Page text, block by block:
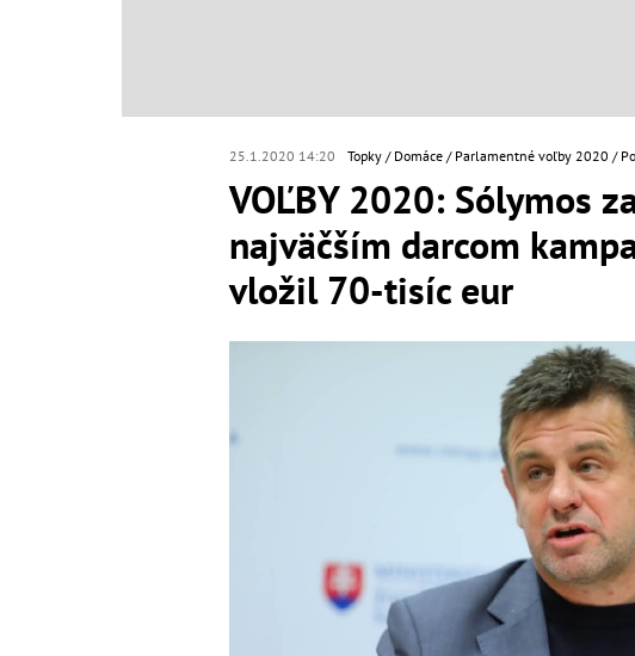
25.1.2020 14:20 Topky Domáce Parlamentné voľby 2020
VOĽBY 2020: Sólymos
najväčším darcom
vložil 70-tisíc eur